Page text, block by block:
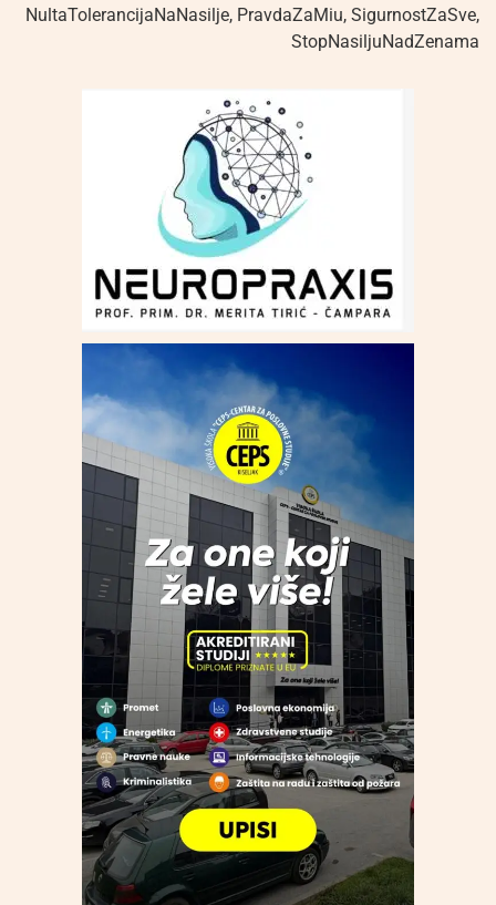
NultaTolerancijaNaNasilje, PravdaZaMiu, SigurnostZaSve,
StopNasiljuNadZenama